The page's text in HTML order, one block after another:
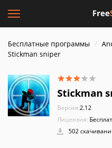
Бесплатные программы
Stickman sniper
Stickman
Версия:2.12
Лицензия:
502